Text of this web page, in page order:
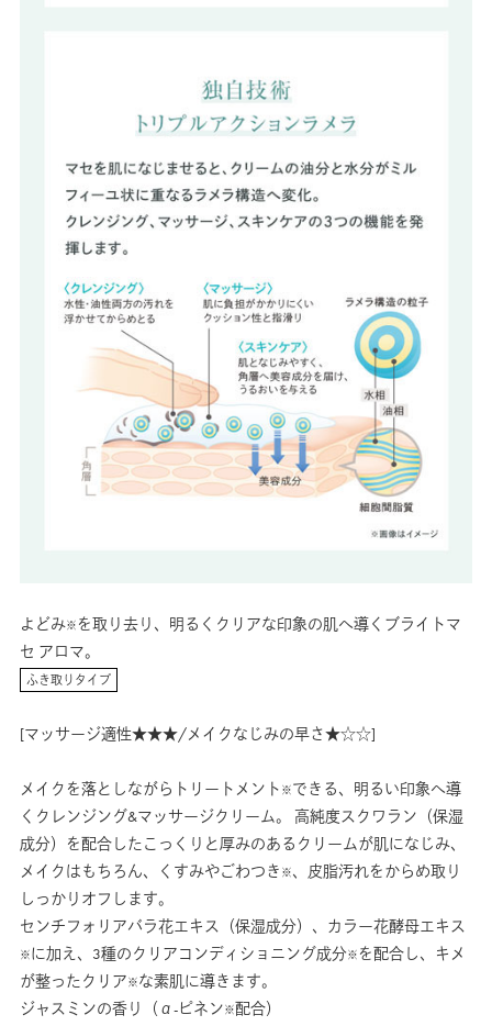
よどみ※ を取り去り、明るくクリアな印象の肌へ導くブライトマ
セ アロマ。
ふき取りタイプ
[マッサージ適性★★★/メイクなじみの早さ★☆☆]
メイクを落としながらトリートメント ※できる、明るい印象へ導
くクレンジング&マッサージクリーム。 高純度スクワラン（保湿
成分）を配合したこっくりと厚みのあるクリームが肌になじみ、
メイクはもちろん、くすみやごわつき ※、皮脂汚れをからめ取り
しっかりオフします。
センチフォリアバラ花エキス（保湿成分）、カラー花酵母エキス
※に加え、3種のクリアコンディショニング成分※ を配合し、キメ
が整ったクリア※な素肌に導きます。
ジャスミンの香り（α-ピネン※配合）